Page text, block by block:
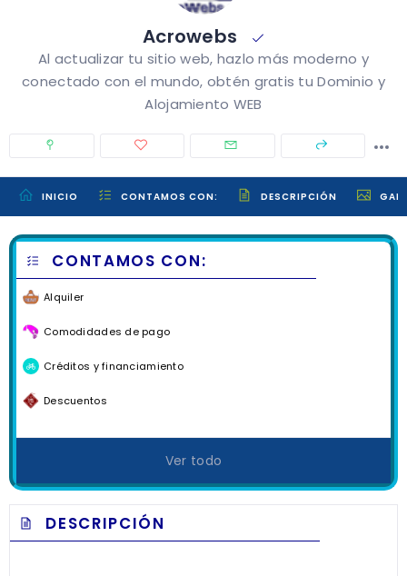
Acrowebs
Al actualizar tu sitio web, hazlo más moderno y
conectado con el mundo, obtén gratis tu Dominio y
Alojamiento WEB
INICIO CONTAMOS CON: DESCRIPCIÓN
CONTAMOS CON:
Alquiler
Comodidades de pago
Créditos y financiamiento
Descuentos
Ver todo
DESCRIPCIÓN